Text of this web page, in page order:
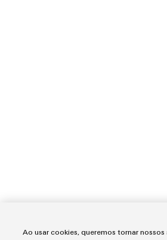
Ao usar cookies, queremos tornar nossos